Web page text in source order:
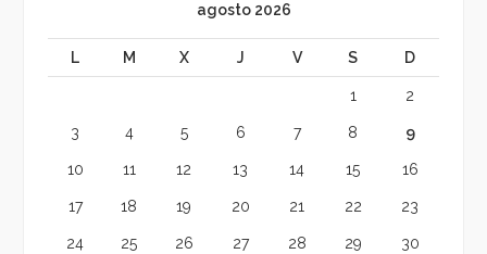
agosto 2026
L M X J V S D
1 2
3 4 5 6 7 8 9
10 11 12 13 14 15 16
17 18 19 20 21 22 23
24 25 26 27 28 29 30